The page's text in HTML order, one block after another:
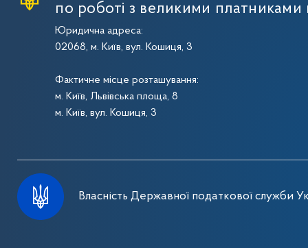
по роботі з великими платниками
Юридична адреса:
02068, м. Київ, вул. Кошиця, 3
Фактичне місце розташування:
м. Київ, Львівська площа, 8
м. Київ, вул. Кошиця, 3
Власність Державної податкової служби